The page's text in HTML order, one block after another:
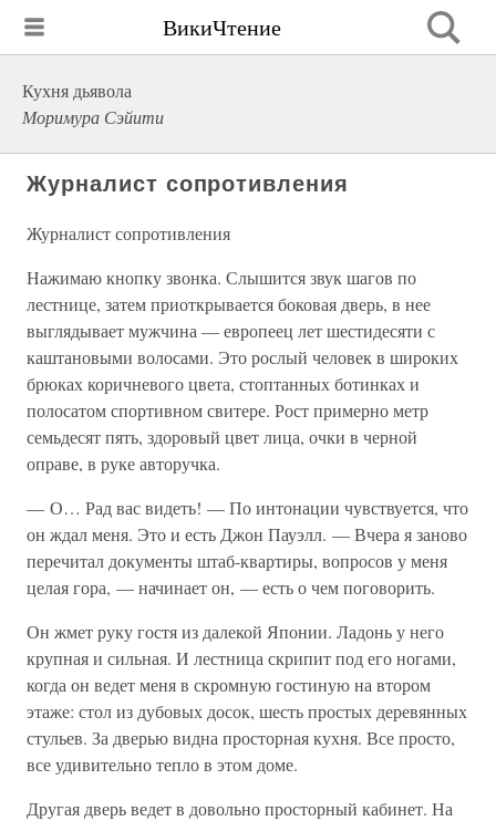
ВикиЧтение
Кухня дьявола
Моримура Сэйити
Журналист сопротивления
Журналист сопротивления
Нажимаю кнопку звонка. Слышится звук шагов по
лестнице, затем приоткрывается боковая дверь, в нее
выглядывает мужчина — европеец лет шестидесяти с
каштановыми волосами. Это рослый человек в широких
брюках коричневого цвета, стоптанных ботинках и
полосатом спортивном свитере. Рост примерно метр
семьдесят пять, здоровый цвет лица, очки в черной
оправе, в руке авторучка.
— О… Рад вас видеть! — По интонации чувствуется, что
он ждал меня. Это и есть Джон Пауэлл. — Вчера я заново
перечитал документы штаб-квартиры, вопросов у меня
целая гора, — начинает он, — есть о чем поговорить.
Он жмет руку гостя из далекой Японии. Ладонь у него
крупная и сильная. И лестница скрипит под его ногами,
когда он ведет меня в скромную гостиную на втором
этаже: стол из дубовых досок, шесть простых деревянных
стульев. За дверью видна просторная кухня. Все просто,
все удивительно тепло в этом доме.
Другая дверь ведет в довольно просторный кабинет. На